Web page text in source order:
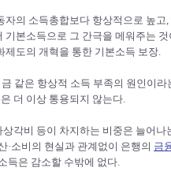
의 소득총합보다 항상적으로 높
기본소득으로 그 간극을 메워주는
제도의 개혁을 통한 기본소득 보장.
금 같은 항상적 소득 부족의 원인이
더 이상 통용되지 않는다.
각비 등이 차지하는 비중은 늘어
·소비의 현실과 관계없이 은행의 금
득은 감소할 수밖에 없다.